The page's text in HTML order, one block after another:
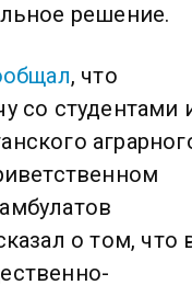
решение.
, что
со студентами
о том, что